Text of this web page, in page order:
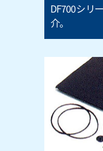
DF700シリ
介。